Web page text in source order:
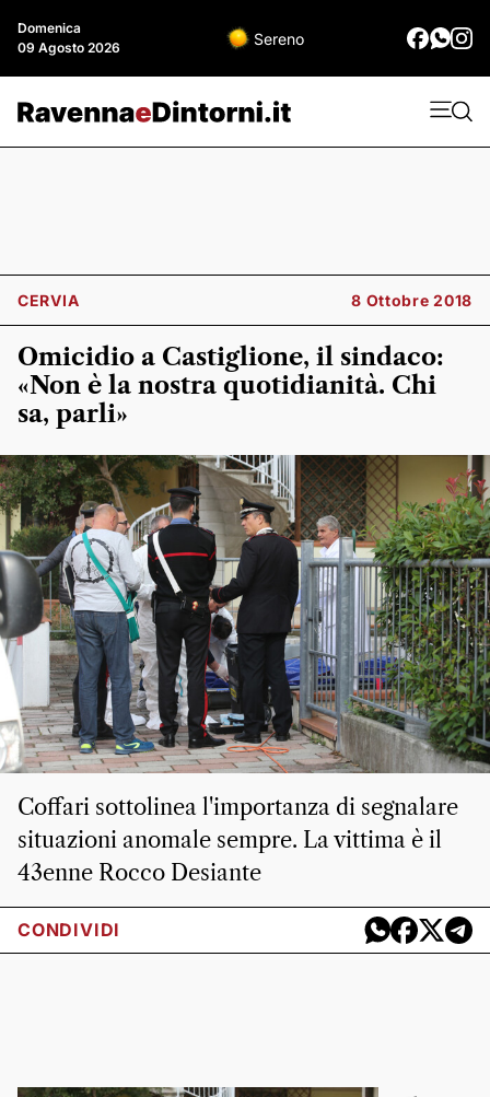
Domenica
09 Agosto 2026
Sereno
CERVIA 8 Ottobre 2018
Omicidio a Castiglione, il sindaco:
«Non è la nostra quotidianità. Chi
sa, parli»
Coffari sottolinea l'importanza di segnalare
situazioni anomale sempre. La vittima è il
43enne Rocco Desiante
CONDIVIDI